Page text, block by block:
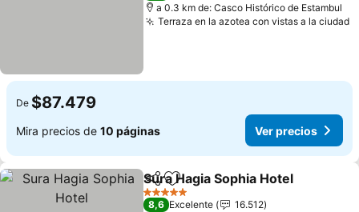
a 0.3 km de: Casco Histórico de Estambul
Terraza en la azotea con vistas a la ciudad
De $87.479
Mira precios de 10 páginas Ver precios
CompartirAgregar a favoritos
Sura Hagia Sophia Hotel
5 Estrellas
8,6 Excelente
16.512